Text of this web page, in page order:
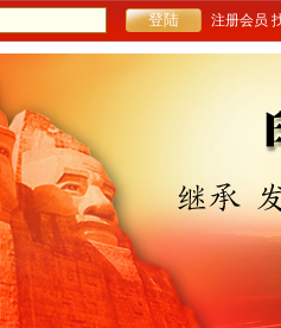
注册会员